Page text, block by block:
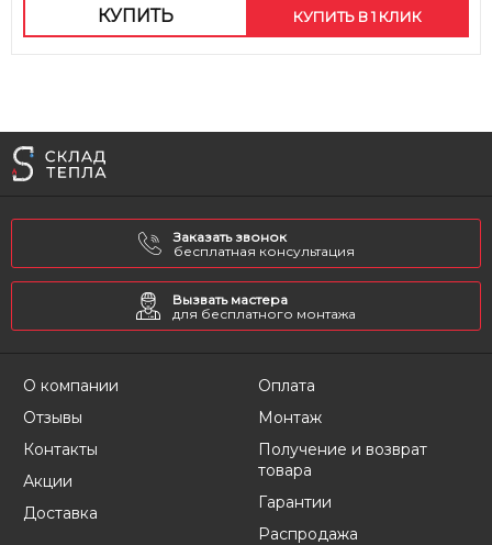
КУПИТЬ КУПИТЬ В 1 КЛИК
Заказать звонок
бесплатная консультация
Вызвать мастера
для бесплатного монтажа
О компании
Отзывы
Контакты
Акции
Доставка
Оплата
Монтаж
Получение и возврат
товара
Гарантии
Распродажа